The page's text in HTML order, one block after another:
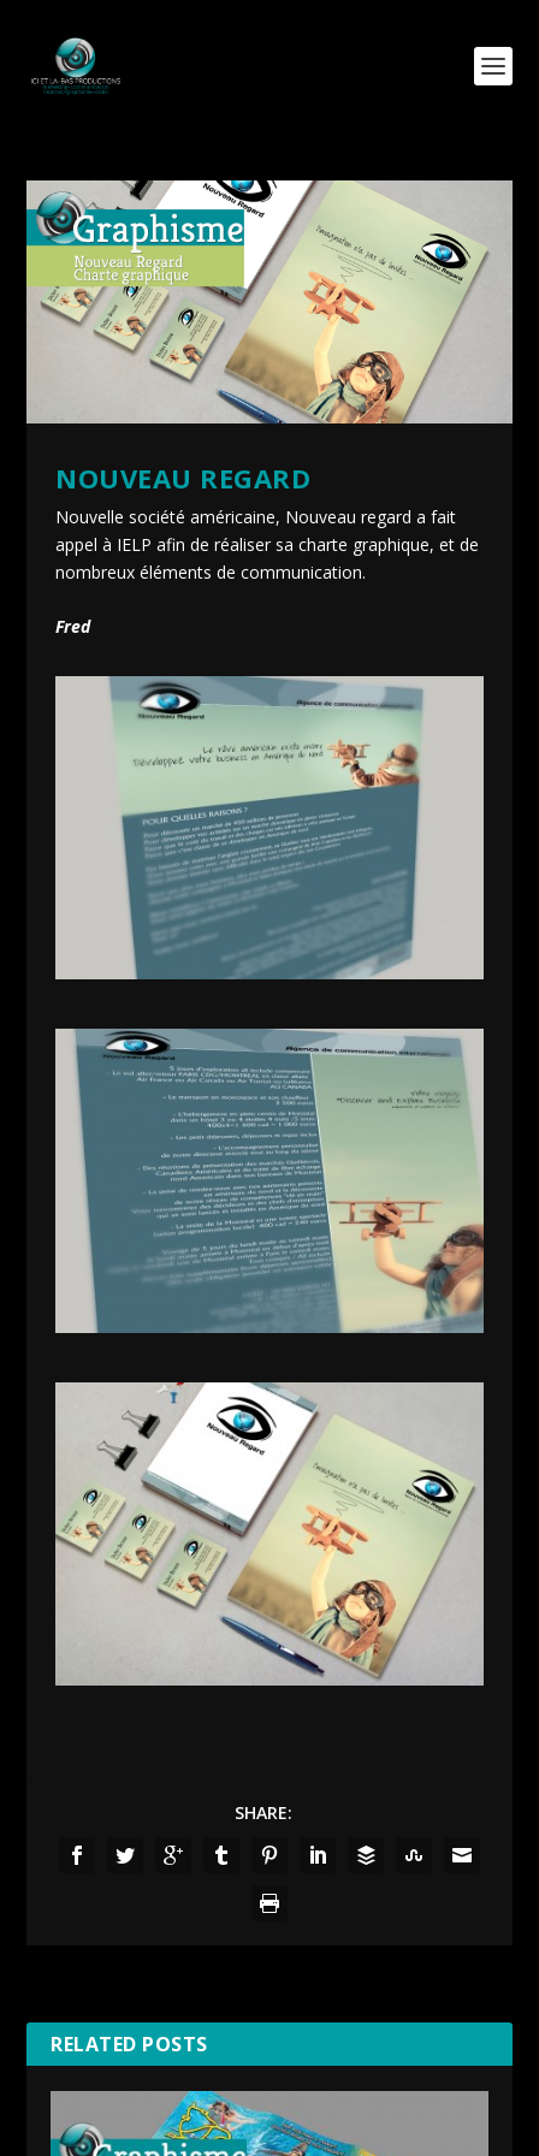
NOUVEAU REGARD
Nouvelle société américaine, Nouveau regard a fait
appel à IELP afin de réaliser sa charte graphique, et de
nombreux éléments de communication.
Fred
SHARE:
RELATED POSTS